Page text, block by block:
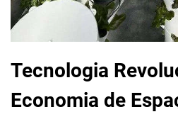
Tecnologia
Economia de